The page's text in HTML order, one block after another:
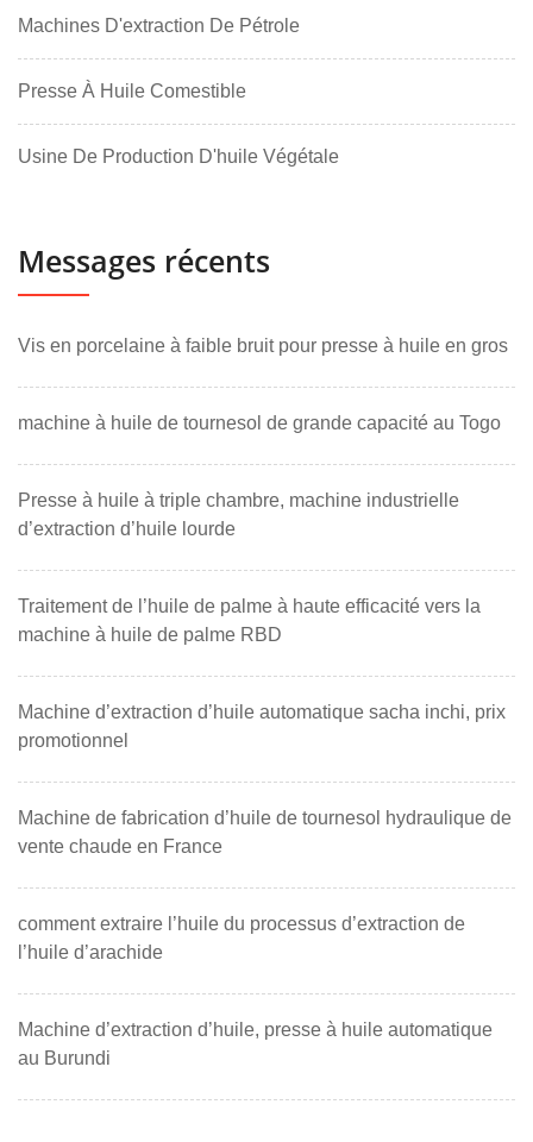
Machines D'extraction De Pétrole
Presse À Huile Comestible
Usine De Production D'huile Végétale
Messages récents
Vis en porcelaine à faible bruit pour presse à huile en gros
machine à huile de tournesol de grande capacité au Togo
Presse à huile à triple chambre, machine industrielle
d’extraction d’huile lourde
Traitement de l’huile de palme à haute efficacité vers la
machine à huile de palme RBD
Machine d’extraction d’huile automatique sacha inchi, prix
promotionnel
Machine de fabrication d’huile de tournesol hydraulique de
vente chaude en France
comment extraire l’huile du processus d’extraction de
l’huile d’arachide
Machine d’extraction d’huile, presse à huile automatique
au Burundi